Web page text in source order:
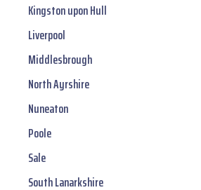
Kingston upon Hull
Liverpool
Middlesbrough
North Ayrshire
Nuneaton
Poole
Sale
South Lanarkshire